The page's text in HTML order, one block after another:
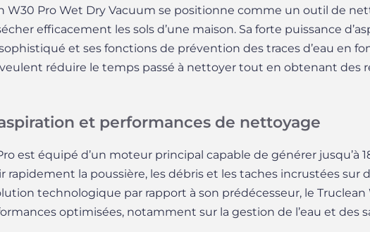
W30 Pro Wet Dry Vacuum se positionne comme un outil de
efficacement les sols d’une maison. Sa forte puissance
et ses fonctions de prévention des traces d’eau en
réduire le temps passé à nettoyer tout en obtenant des
et performances de nettoyage
est équipé d’un moteur principal capable de générer jusqu’à
rapidement la poussière, les débris et les taches incrustées sur
technologique par rapport à son prédécesseur, le Truclean
optimisées, notamment sur la gestion de l’eau et des